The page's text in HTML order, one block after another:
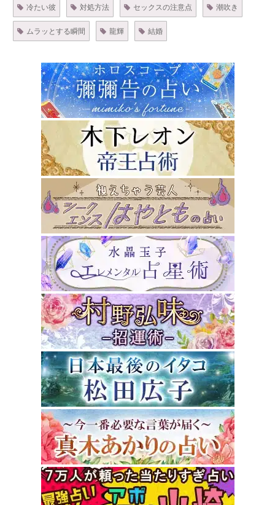
冷たい彼 対処方法 セックスの注意点 潮吹き
ムラッとする瞬間 龍輝 結婚